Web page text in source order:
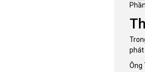
phát
Ông